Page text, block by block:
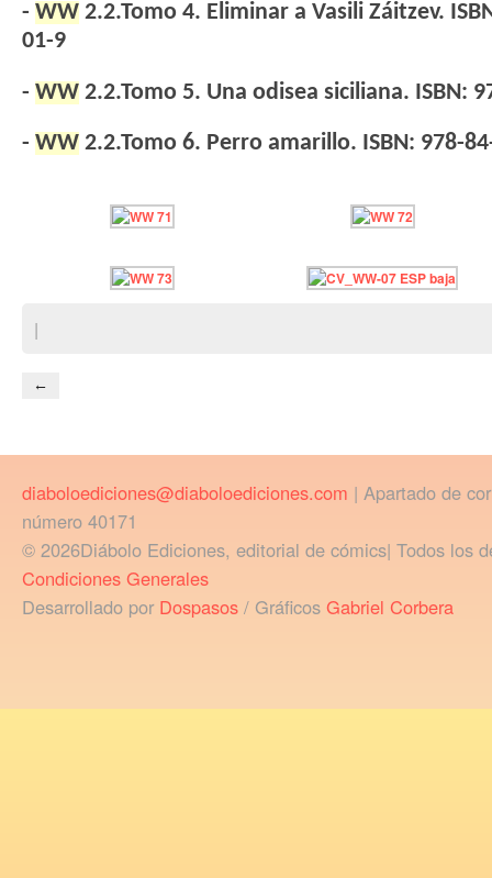
- WW 2.2.Tomo 4. Eliminar a Vasili Záitzev.
01-9
- WW 2.2.Tomo 5. Una odisea siciliana. ISBN:
- WW 2.2.Tomo 6. Perro amarillo. ISBN: 978-
|
←
diaboloediciones@diaboloediciones.com | Apartado de
número 40171
© 2026Diábolo Ediciones, editorial de cómics| Todos los
Condiciones Generales
Desarrollado por Dospasos / Gráficos Gabriel Corbera